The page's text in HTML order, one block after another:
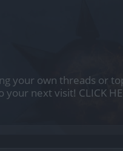
your own threads or
your next visit! CLICK